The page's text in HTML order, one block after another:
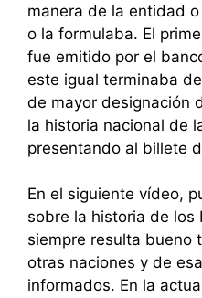
manera de la entidad
o la formulaba. El
fue emitido por el
este igual terminaba
de mayor designación
la historia nacional de
presentando al billete
En el siguiente vídeo,
sobre la historia de los
siempre resulta bueno
otras naciones y de
informados. En la